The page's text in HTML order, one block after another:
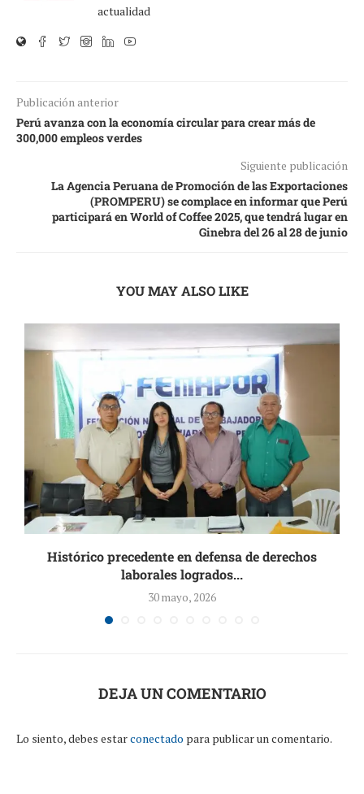
actualidad
Publicación anterior
Perú avanza con la economía circular para crear más de
300,000 empleos verdes
Siguiente publicación
La Agencia Peruana de Promoción de las Exportaciones
(PROMPERU) se complace en informar que Perú
participará en World of Coffee 2025, que tendrá lugar en
Ginebra del 26 al 28 de junio
YOU MAY ALSO LIKE
Histórico precedente en defensa de derechos
laborales logrados...
30 mayo, 2026
DEJA UN COMENTARIO
Lo siento, debes estarconectado para publicar un comentario.